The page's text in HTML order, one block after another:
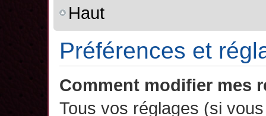
Haut
Préférences et
Comment modifier mes
Tous vos réglages (si